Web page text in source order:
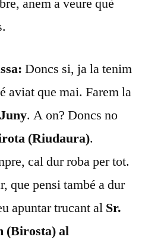
Doncs si, ja la tenim
aviat que mai. Farem la
. A on? Doncs no
(Riudaura).
cal dur roba per tot.
que pensi també a dur
apuntar trucant al Sr.
(Birosta) al